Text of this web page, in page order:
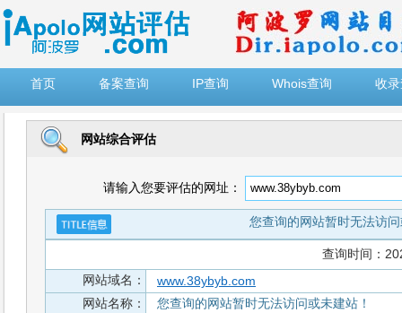
首页
备案查询 IP查询 Whois查询 收
网站综合评估
请输入您要评估的网址：
您查询的网站暂时无法访
查询时间：
网站域名：
www.38ybyb.com
网站名称：
您查询的网站暂时无法访问或未建站！